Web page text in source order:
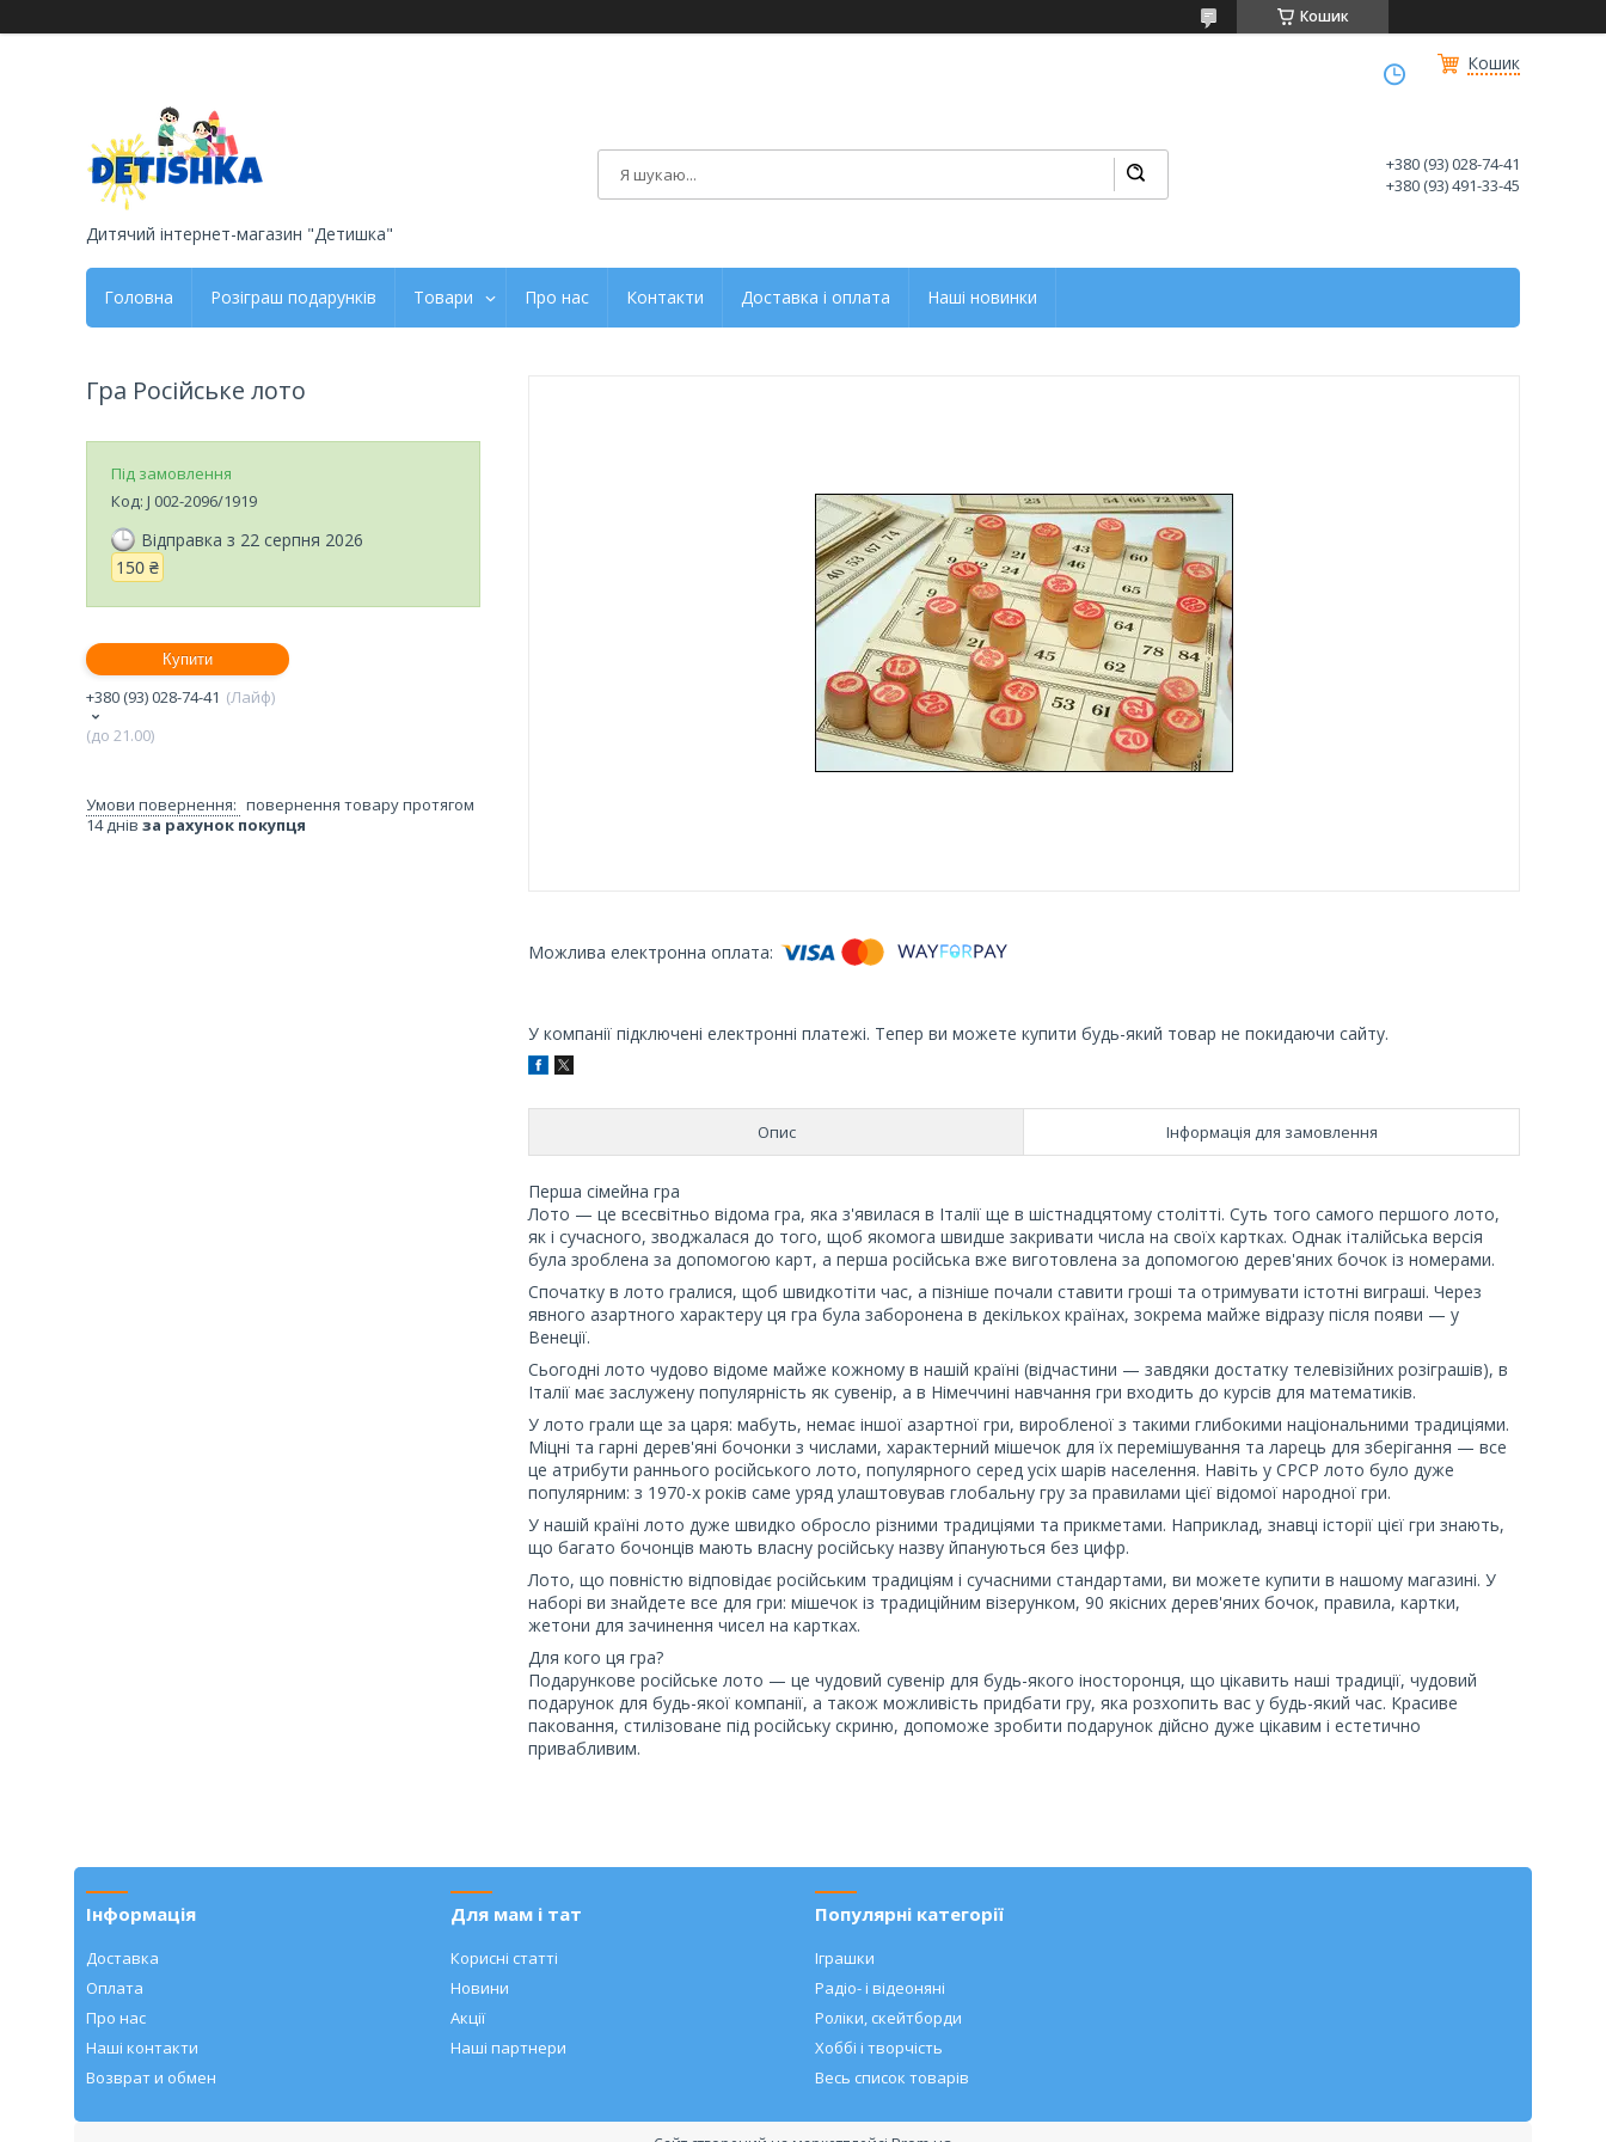
Кошик
Кошик
Дитячий інтернет-магазин "Детишка"
+380 (93) 028-74-41
+380 (93) 491-33-45
Головна Розіграш подарунків Товари Про нас Контакти Доставка і оплата Наші новинки
У компанії підключені електронні платежі. Тепер ви можете купити будь-який товар не покидаючи сайту.
Опис Інформація для замовлення
Перша сімейна гра
Лото — це всесвітньо відома гра, яка з'явилася в Італії ще в шістнадцятому столітті. Суть того самого першого лото,
як і сучасного, зводжалася до того, щоб якомога швидше закривати числа на своїх картках. Однак італійська версія
була зроблена за допомогою карт, а перша російська вже виготовлена за допомогою дерев'яних бочок із номерами.
Спочатку в лото гралися, щоб швидкотіти час, а пізніше почали ставити гроші та отримувати істотні виграші. Через
явного азартного характеру ця гра була заборонена в декількох країнах, зокрема майже відразу після появи — у
Венеції.
Сьогодні лото чудово відоме майже кожному в нашій країні (відчастини — завдяки достатку телевізійних розіграшів), в
Італії має заслужену популярність як сувенір, а в Німеччині навчання гри входить до курсів для математиків.
У лото грали ще за царя: мабуть, немає іншої азартної гри, виробленої з такими глибокими національними традиціями.
Міцні та гарні дерев'яні бочонки з числами, характерний мішечок для їх перемішування та ларець для зберігання — все
це атрибути раннього російського лото, популярного серед усіх шарів населення. Навіть у СРСР лото було дуже
популярним: з 1970-х років саме уряд улаштовував глобальну гру за правилами цієї відомої народної гри.
У нашій країні лото дуже швидко обросло різними традиціями та прикметами. Наприклад, знавці історії цієї гри знають,
що багато бочонців мають власну російську назву йпануються без цифр.
Лото, що повністю відповідає російським традиціям і сучасними стандартами, ви можете купити в нашому магазині. У
наборі ви знайдете все для гри: мішечок із традиційним візерунком, 90 якісних дерев'яних бочок, правила, картки,
жетони для зачинення чисел на картках.
Для кого ця гра?
Подарункове російське лото — це чудовий сувенір для будь-якого іносторонця, що цікавить наші традиції, чудовий
подарунок для будь-якої компанії, а також можливість придбати гру, яка розхопить вас у будь-який час. Красиве
паковання, стилізоване під російську скриню, допоможе зробити подарунок дійсно дуже цікавим і естетично
привабливим.
Гра Російське лото
Під замовлення
Код: J 002-2096/1919
Відправка з 22 серпня 2026
150 ₴
Купити
+380 (93) 028-74-41
Лайф
(до 21.00)
повернення товару протягом
14 днів за рахунок покупця
Інформація
Доставка
Оплата
Про нас
Наші контакти
Возврат и обмен
Для мам і тат
Корисні статті
Новини
Акції
Наші партнери
Популярні категорії
Іграшки
Радіо- і відеоняні
Роліки, скейтборди
Хоббі і творчість
Весь список товарів